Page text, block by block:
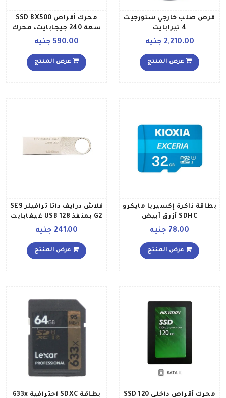
قرص صلب خارجي ستورجيت
4 تيرابايت
2,210.00 جنيه
عرض المنتج
محرك أقراص SSD BX500
سعة 240 جيجابايت، محرك
مقاس 25 بوصة 240
590.00 جنيه
عرض المنتج
بطاقة ذاكرة إكسيريا مايكرو
SDHC أزرق أبيض
78.00 جنيه
عرض المنتج
فلاش درايف داتا ترافيلر SE9
G2 بمنفذ USB 128 غيغابايت
241.00 جنيه
عرض المنتج
محرك أقراص داخلي SSD 120 بطاقة SDXC احترافية 633x